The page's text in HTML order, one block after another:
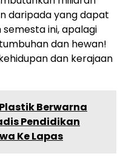
daripada yang dapat
ini, apalagi
dan hewan!
dan kerajaan
Berwarna
Pendidikan
Ke Lapas